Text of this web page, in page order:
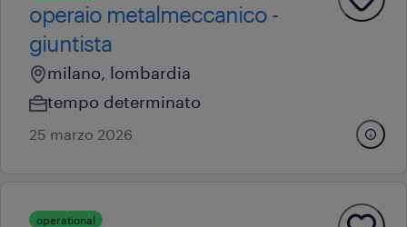
operaio metalmeccanico -
giuntista
milano, lombardia
tempo determinato
25 marzo 2026
operational